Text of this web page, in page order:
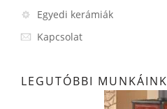
Egyedi kerámiák
Kapcsolat
LEGUTÓBBI MUNKÁINK